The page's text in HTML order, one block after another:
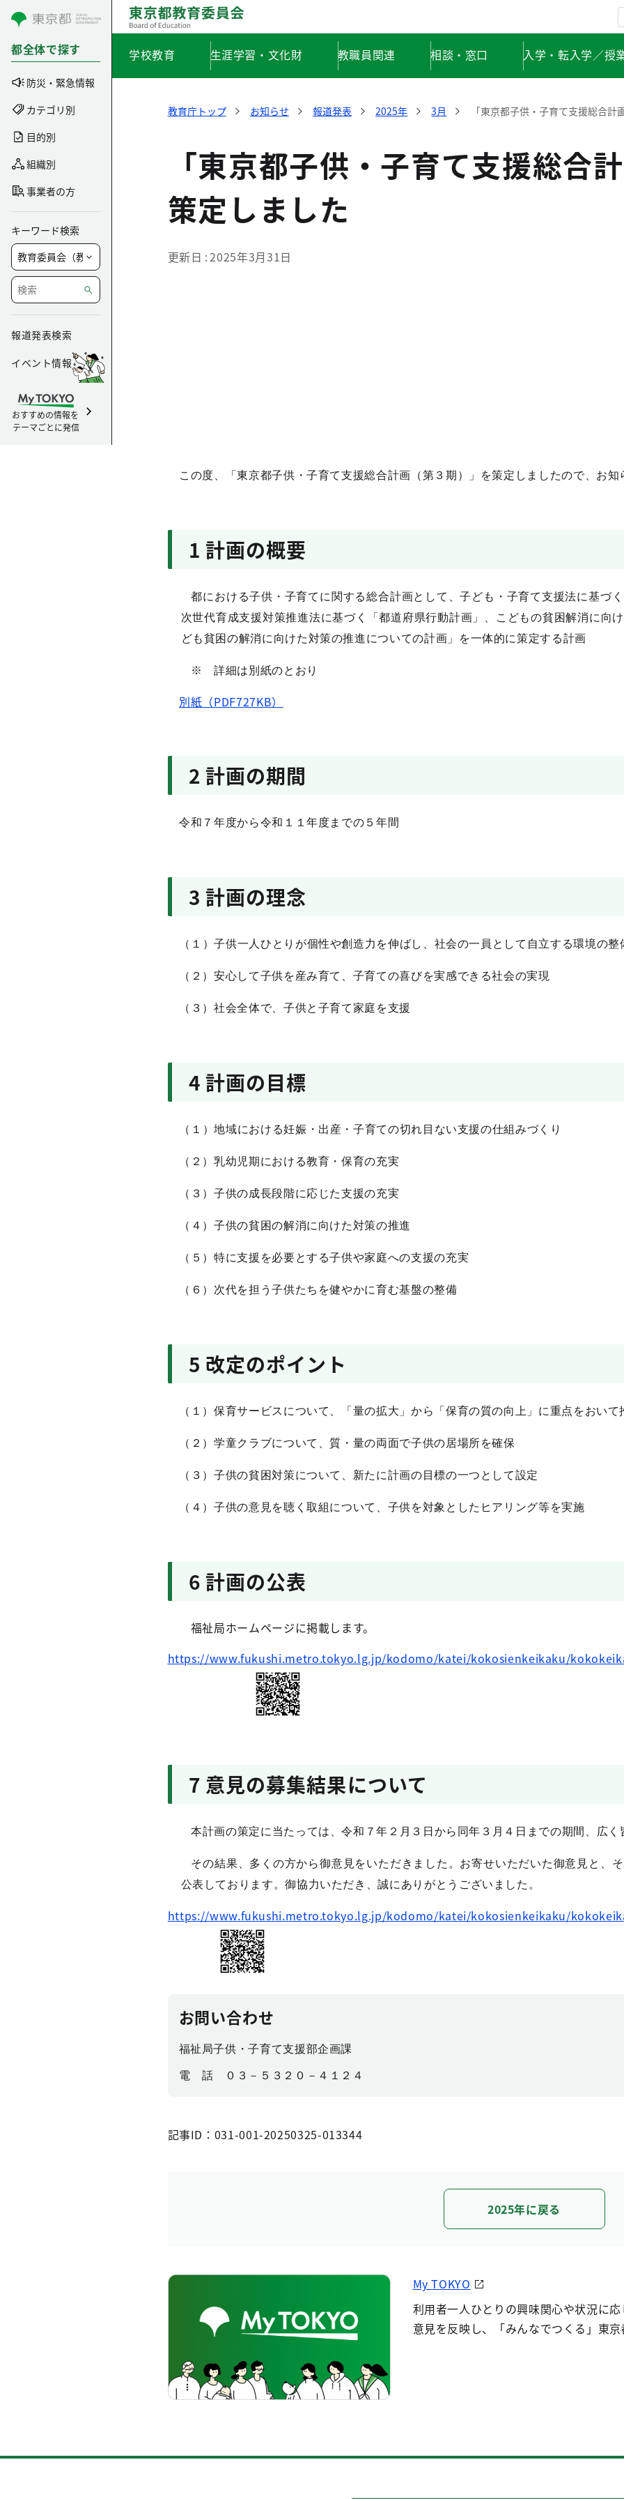
コンテンツにスキップ
都全体で探す
防災・緊急情報
カテゴリ別
目的別
組織別
事業者の方
キーワード検索
報道発表検索
イベント情報
おすすめの情報を
テーマごとに発信
学校教育 生涯学習・文化財 教職員関連 相談・窓口 入学・転入学／授
教育庁トップ お知らせ 報道発表 2025年 3月 「東京都子供・子育て支援総合
「東京都子供・子育て支援総合
策定しました
更新日 2025年3月31日
この度、「東京都子供・子育て支援総合計画（第３期）」を策定しましたので、お知
1 計画の概要
都における子供・子育てに関する総合計画として、子ども・子育て支援法に基づ
次世代育成支援対策推進法に基づく「都道府県行動計画」、こどもの貧困解消に向
ども貧困の解消に向けた対策の推進についての計画」を一体的に策定する計画
※ 詳細は別紙のとおり
別紙（PDF727KB）
2 計画の期間
令和７年度から令和１１年度までの５年間
3 計画の理念
（１）子供一人ひとりが個性や創造力を伸ばし、社会の一員として自立する環境の整
（２）安心して子供を産み育て、子育ての喜びを実感できる社会の実現
（３）社会全体で、子供と子育て家庭を支援
4 計画の目標
（１）地域における妊娠・出産・子育ての切れ目ない支援の仕組みづくり
（２）乳幼児期における教育・保育の充実
（３）子供の成長段階に応じた支援の充実
（４）子供の貧困の解消に向けた対策の推進
（５）特に支援を必要とする子供や家庭への支援の充実
（６）次代を担う子供たちを健やかに育む基盤の整備
5 改定のポイント
（１）保育サービスについて、「量の拡大」から「保育の質の向上」に重点をおいて
（２）学童クラブについて、質・量の両面で子供の居場所を確保
（３）子供の貧困対策について、新たに計画の目標の一つとして設定
（４）子供の意見を聴く取組について、子供を対象としたヒアリング等を実施
6 計画の公表
福祉局ホームページに掲載します。
https://www.fukushi.metro.tokyo.lg.jp/kodomo/katei/kokosienkeikaku/
7 意見の募集結果について
本計画の策定に当たっては、令和７年２月３日から同年３月４日までの期間、広
その結果、多くの方から御意見をいただきました。お寄せいただいた御意見と、
公表しております。御協力いただき、誠にありがとうございました。
https://www.fukushi.metro.tokyo.lg.jp/kodomo/katei/kokosienkeikaku/
お問い合わせ
福祉局子供・子育て支援部企画課
電 話 ０３－５３２０－４１２４
記事ID：031-001-20250325-013344
2025年に戻る
My TOKYO
利用者一人ひとりの興味関心や状況に
意見を反映し、「みんなでつくる」東